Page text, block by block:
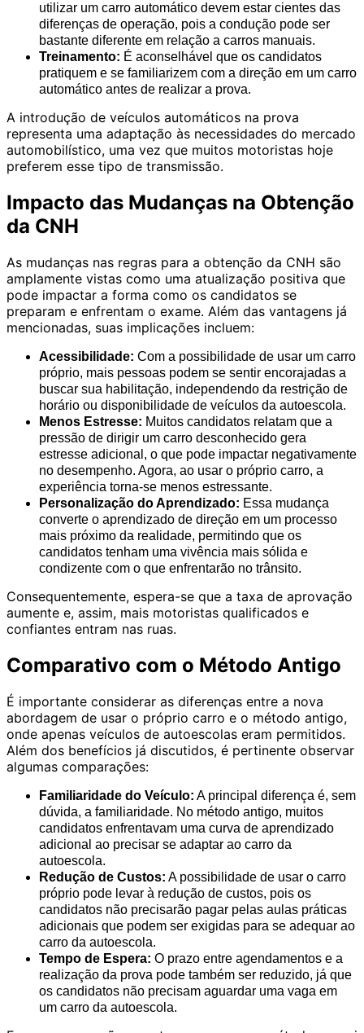
utilizar um carro automático devem estar cientes das
diferenças de operação, pois a condução pode ser
bastante diferente em relação a carros manuais.
Treinamento: É aconselhável que os candidatos
pratiquem e se familiarizem com a direção em um carro
automático antes de realizar a prova.
A introdução de veículos automáticos na prova
representa uma adaptação às necessidades do mercado
automobilístico, uma vez que muitos motoristas hoje
preferem esse tipo de transmissão.
Impacto das Mudanças na Obtenção
da CNH
As mudanças nas regras para a obtenção da CNH são
amplamente vistas como uma atualização positiva que
pode impactar a forma como os candidatos se
preparam e enfrentam o exame. Além das vantagens já
mencionadas, suas implicações incluem:
Acessibilidade: Com a possibilidade de usar um carro
próprio, mais pessoas podem se sentir encorajadas a
buscar sua habilitação, independendo da restrição de
horário ou disponibilidade de veículos da autoescola.
Menos Estresse: Muitos candidatos relatam que a
pressão de dirigir um carro desconhecido gera
estresse adicional, o que pode impactar negativamente
no desempenho. Agora, ao usar o próprio carro, a
experiência torna-se menos estressante.
Personalização do Aprendizado: Essa mudança
converte o aprendizado de direção em um processo
mais próximo da realidade, permitindo que os
candidatos tenham uma vivência mais sólida e
condizente com o que enfrentarão no trânsito.
Consequentemente, espera-se que a taxa de aprovação
aumente e, assim, mais motoristas qualificados e
confiantes entram nas ruas.
Comparativo com o Método Antigo
É importante considerar as diferenças entre a nova
abordagem de usar o próprio carro e o método antigo,
onde apenas veículos de autoescolas eram permitidos.
Além dos benefícios já discutidos, é pertinente observar
algumas comparações:
Familiaridade do Veículo: A principal diferença é, sem
dúvida, a familiaridade. No método antigo, muitos
candidatos enfrentavam uma curva de aprendizado
adicional ao precisar se adaptar ao carro da
autoescola.
Redução de Custos: A possibilidade de usar o carro
próprio pode levar à redução de custos, pois os
candidatos não precisarão pagar pelas aulas práticas
adicionais que podem ser exigidas para se adequar ao
carro da autoescola.
Tempo de Espera: O prazo entre agendamentos e a
realização da prova pode também ser reduzido, já que
os candidatos não precisam aguardar uma vaga em
um carro da autoescola.